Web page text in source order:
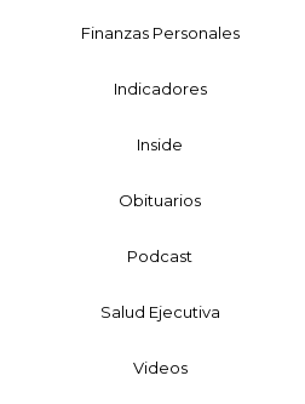
Finanzas Personales
Indicadores
Inside
Obituarios
Podcast
Salud Ejecutiva
Videos